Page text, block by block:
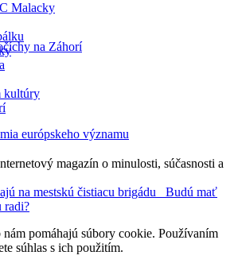
na Záhorí
európskeho významu
Malacky
kultúry
magazín o minulosti, súčasnosti a
na mestskú čistiacu brigádu
Budú mať
radi?
pomáhajú súbory cookie. Používaním
súhlas s ich použitím.